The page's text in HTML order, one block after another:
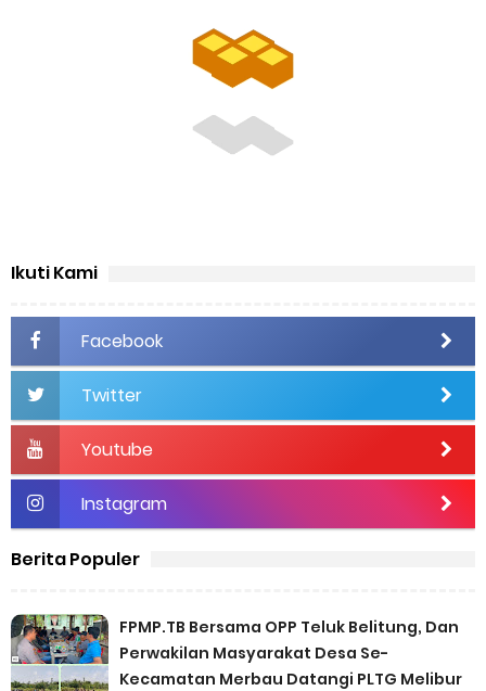
Ikuti Kami
Facebook
Twitter
Youtube
Instagram
Berita Populer
FPMP.TB Bersama OPP Teluk Belitung, Dan
Perwakilan Masyarakat Desa Se-
Kecamatan Merbau Datangi PLTG Melibur